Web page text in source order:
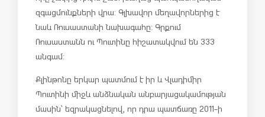
զգացմունքների վրա: Գլխավոր մեղավորներից է
նաև Ռուսաստանի նախագահը: Գրքում
Ռուսաստանն ու Պուտինը հիշատակվում են 333
անգամ:
Քլինթոնը երկար պատմում է իր և Վլադիմիր
Պուտինի միջև անձնական անբարյացակամության
մասին՝ եզրակացնելով, որ դրա պատճառը 2011-ի